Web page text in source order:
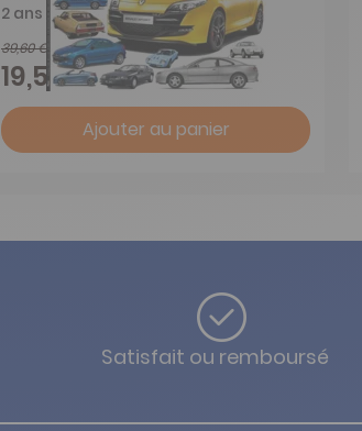
2 ans
39,60 €
19,55 € -51%
Ajouter au panier
Satisfait ou remboursé